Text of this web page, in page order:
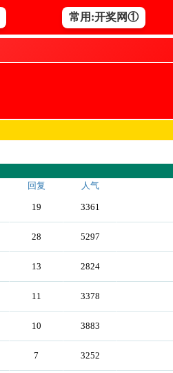
常用:开奖网①
回复 人气
19 3361
28 5297
13 2824
11 3378
10 3883
7 3252